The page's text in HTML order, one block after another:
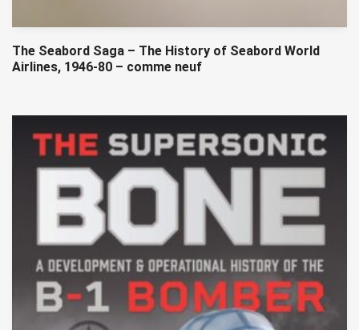
The Seabord Saga – The History of Seabord World
Airlines, 1946-80 – comme neuf